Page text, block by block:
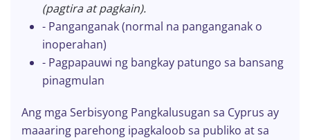
(pagtira at pagkain).
- Panganganak (normal na panganganak o
inoperahan)
- Pagpapauwi ng bangkay patungo sa bansang
pinagmulan
Ang mga Serbisyong Pangkalusugan sa Cyprus ay
maaaring parehong ipagkaloob sa publiko at sa